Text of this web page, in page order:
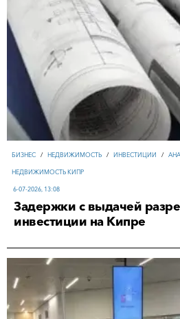
БИЗНЕС / НЕДВИЖИМОСТЬ / ИНВЕСТИЦИИ /
НЕДВИЖИМОСТЬ КИПР
6-07-2026, 13:08
Задержки с выдачей
инвестиции на Кипре